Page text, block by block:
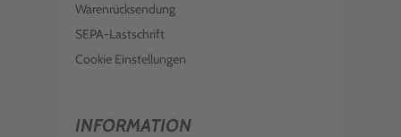
Warenrücksendung
SEPA-Lastschrift
Cookie Einstellungen
INFORMATION